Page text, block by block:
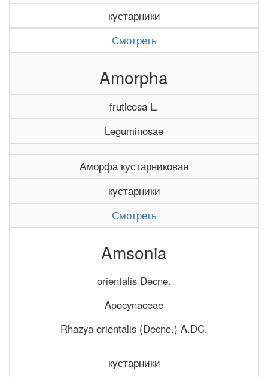
кустарники
Смотреть
Amorpha
fruticosa L.
Leguminosae
Аморфа кустарниковая
кустарники
Смотреть
Amsonia
orientalis Decne.
Apocynaceae
Rhazya orientalis (Decne.) A.DC.
кустарники